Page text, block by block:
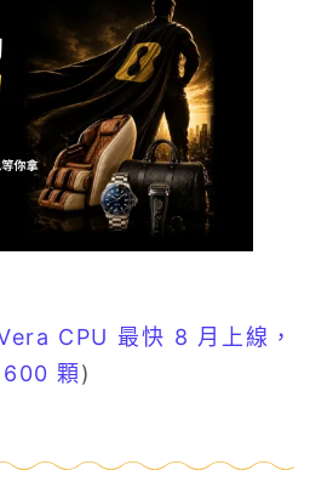
CPU 最快 8 月上線，
600 顆)